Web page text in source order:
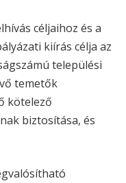
céljaihoz és a
kiírás célja az
települési
temetők
kötelező
biztosítása, és